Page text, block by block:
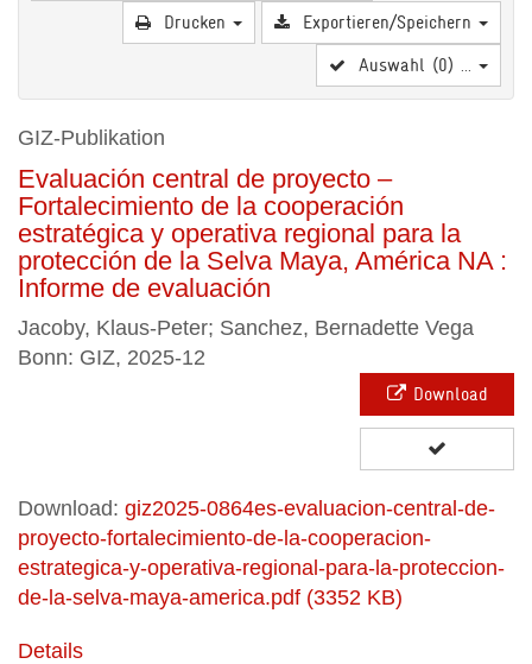
Drucken
Exportieren/Speichern
Auswahl (0) ...
GIZ-Publikation
Evaluación central de proyecto –
Fortalecimiento de la cooperación
estratégica y operativa regional para la
protección de la Selva Maya, América NA :
Informe de evaluación
Jacoby, Klaus-Peter; Sanchez, Bernadette Vega
Bonn: GIZ, 2025-12
Download
Download: giz2025-0864es-evaluacion-central-de-
proyecto-fortalecimiento-de-la-cooperacion-
estrategica-y-operativa-regional-para-la-proteccion-
de-la-selva-maya-america.pdf (3352 KB)
Details